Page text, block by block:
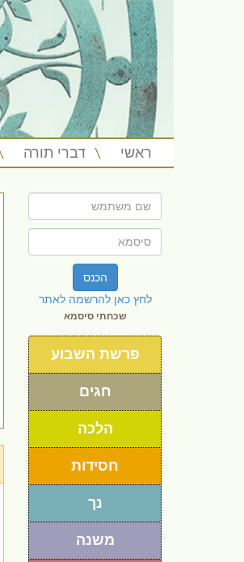
ראשי דברי תורה
הכנס
לחץ כאן להרשמה לאתר
שכחתי סיסמא
פרשת השבוע
חגים
הלכה
חסידות
נך
משנה